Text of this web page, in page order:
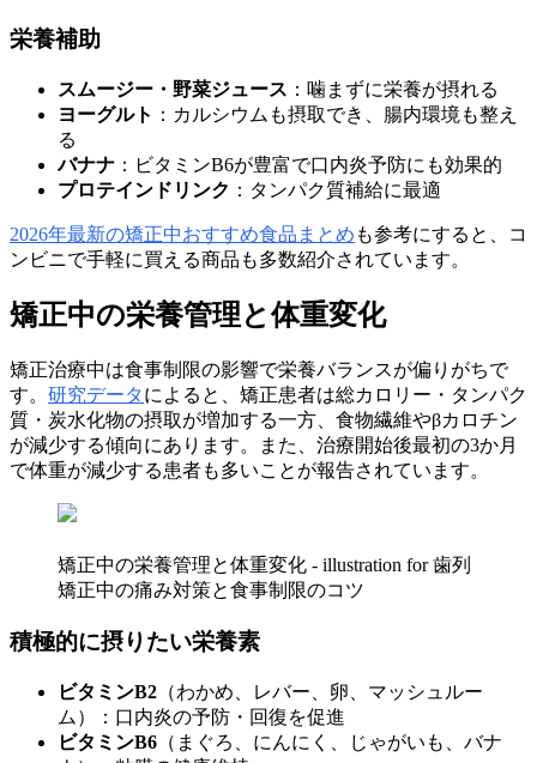
栄養補助
スムージー・野菜ジュース ：噛まずに栄養が摂れる
ヨーグルト ：カルシウムも摂取でき、腸内環境も整え
る
バナナ ：ビタミンB6が豊富で口内炎予防にも効果的
プロテインドリンク ：タンパク質補給に最適
2026年最新の矯正中おすすめ食品まとめ も参考にすると、コ
ンビニで手軽に買える商品も多数紹介されています。
矯正中の栄養管理と体重変化
矯正治療中は食事制限の影響で栄養バランスが偏りがちで
す。 研究データによると、矯正患者は総カロリー・タンパク
質・炭水化物の摂取が増加する一方、食物繊維やβカロチン
が減少する傾向にあります。また、治療開始後最初の3か月
で体重が減少する患者も多いことが報告されています。
矯正中の栄養管理と体重変化 - illustration for 歯列
矯正中の痛み対策と食事制限のコツ
積極的に摂りたい栄養素
ビタミンB2 （わかめ、レバー、卵、マッシュルー
ム）：口内炎の予防・回復を促進
ビタミンB6 （まぐろ、にんにく、じゃがいも、バナ